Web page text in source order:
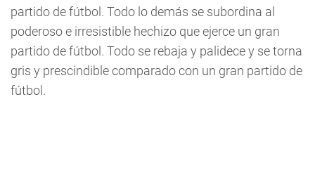
partido de fútbol. Todo lo demás se subordina al
poderoso e irresistible hechizo que ejerce un gran
partido de fútbol. Todo se rebaja y palidece y se torna
gris y prescindible comparado con un gran partido de
fútbol.